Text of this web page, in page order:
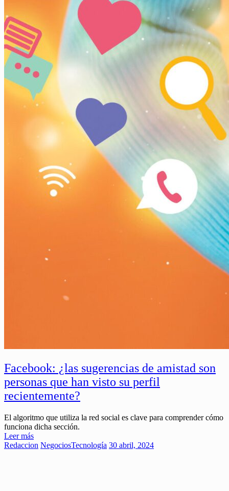
Facebook: ¿las sugerencias de amistad son
personas que han visto su perfil
recientemente?
El algoritmo que utiliza la red social es clave para comprender cómo
funciona dicha sección.
Leer más
Redaccion NegociosTecnología 30 abril, 2024